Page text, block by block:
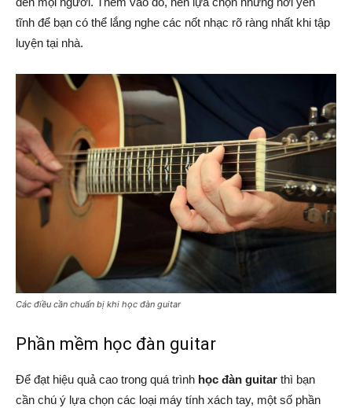
tĩnh để bạn có thể lắng nghe các nốt nhạc rõ ràng nhất khi tập
luyện tại nhà.
Các điều cần chuẩn bị khi học đàn guitar
Phần mềm học đàn guitar
Để đạt hiệu quả cao trong quá trình học đàn guitar thì bạn
cần chú ý lựa chọn các loại máy tính xách tay, một số phần